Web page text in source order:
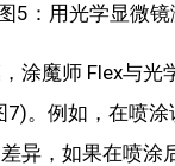
图5：用光学显微
涂魔师 Flex与
。例如，在喷
异，如果在喷